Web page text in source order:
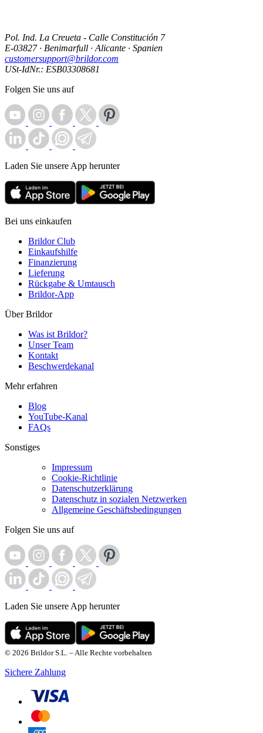
Pol. Ind. La Creueta - Calle Constitución 7
E-03827 · Benimarfull · Alicante · Spanien
customersupport@brildor.com
USt-IdNr.: ESB03308681
Folgen Sie uns auf
Laden Sie unsere App herunter
Bei uns einkaufen
Brildor Club
Einkaufshilfe
Finanzierung
Lieferung
Rückgabe & Umtausch
Brildor-App
Über Brildor
Was ist Brildor?
Unser Team
Kontakt
Beschwerdekanal
Mehr erfahren
Blog
YouTube-Kanal
FAQs
Sonstiges
Impressum
Cookie-Richtlinie
Datenschutzerklärung
Datenschutz in sozialen Netzwerken
Allgemeine Geschäftsbedingungen
Folgen Sie uns auf
Laden Sie unsere App herunter
© 2026 Brildor S.L. – Alle Rechte vorbehalten
Sichere Zahlung